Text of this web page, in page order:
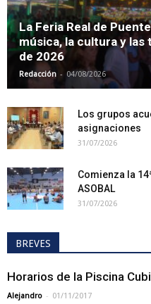
La Feria Real de
música, la cultura y
de 2026
Redacción - 04/08/2026
Los grupos
asignaciones
31/07/2026
Comienza la
ASOBAL
31/07/2026
BREVES
Horarios de la Piscina
Alejandro - 01/11/2017